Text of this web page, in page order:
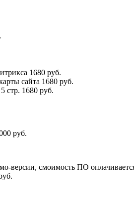
1680 руб.
сайта 1680 руб.
стр. 1680 руб.
руб.
версии, смоимость ПО